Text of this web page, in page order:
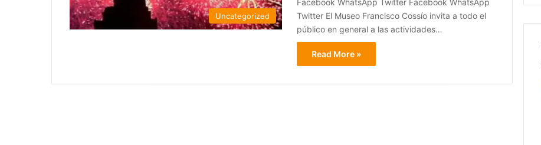
Uncategorized
Facebook WhatsApp Twitter Facebook WhatsApp
Twitter El Museo Francisco Cossío invita a todo el
público en general a las actividades…
Read More »